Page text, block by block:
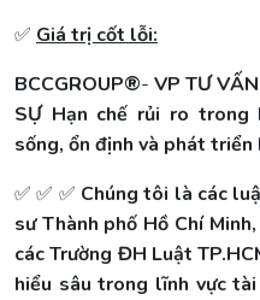
✅ Giá trị cốt lỗi:
BCCGROUP®- VP TƯ
SỰ Hạn chế rủi ro trong
sống, ổn định và phát triển
✅ ✅ ✅ Chúng tôi là các
sư Thành phố Hồ Chí
các Trường ĐH Luật
hiểu sâu trong lĩnh vực